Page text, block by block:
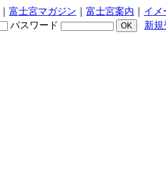
富士宮マガジン 富士宮案内
イメ
パスワード 新規